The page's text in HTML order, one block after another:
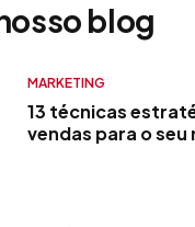
blog
MARKETING
13 técnicas
vendas para o